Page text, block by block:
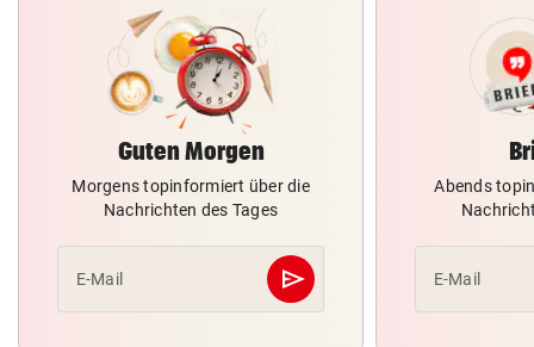
Guten Morgen
Morgens topinformiert über die
Nachrichten des Tages
E-Mail send
Abschicken
Abends
E-Mail